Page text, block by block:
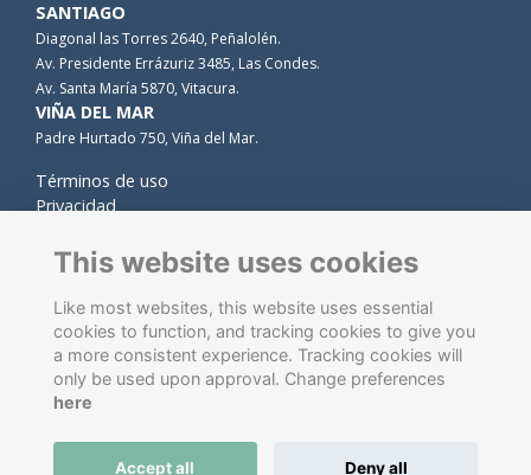
SANTIAGO
Diagonal las Torres 2640, Peñalolén.
Av. Presidente Errázuriz 3485, Las Condes.
Av. Santa María 5870, Vitacura.
VIÑA DEL MAR
Padre Hurtado 750, Viña del Mar.
Términos de uso
Privacidad
Contacto
Software de gestión de antiguos alumnosenergizado por
This website uses cookies
Like most websites, this website uses essential
cookies to function, and tracking cookies to give you
a more consistent experience. Tracking cookies will
only be used upon approval. Change preferences
here
Accept all Deny all